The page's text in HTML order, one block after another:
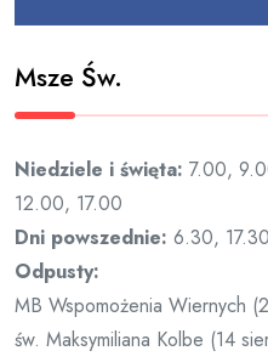
Msze Św.
Niedziele i święta: 7.00,
12.00, 17.00
Dni powszednie: 6.30,
Odpusty:
MB Wspomożenia Wiernych
św. Maksymiliana Kolbe (14